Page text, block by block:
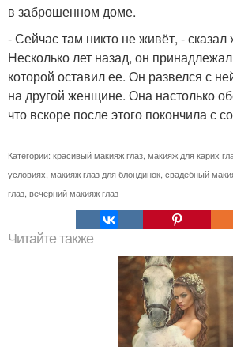
в заброшенном доме.
- Сейчас там никто не живёт, -
Несколько лет назад, он
которой оставил ее. Он развелся с
на другой женщине. Она настолько
что вскоре после этого покончила с
Категории: красивый макияж глаз макияж для карих
условиях макияж глаз для блондинок свадебный
глаз вечерний макияж глаз
Читайте также